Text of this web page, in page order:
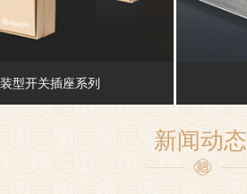
型开关插座系列
新闻动态